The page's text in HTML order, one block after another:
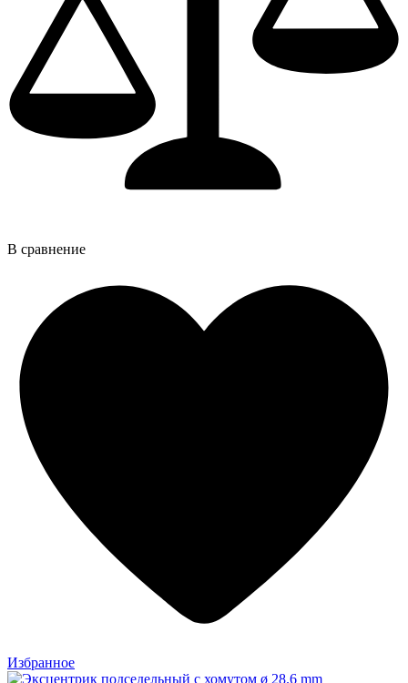
В сравнение
Избранное